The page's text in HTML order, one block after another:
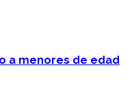
a menores de edad